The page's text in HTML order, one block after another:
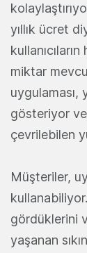
yıllık ücret
miktar
uygulaması,
gösteriyor ve
çevrilebilen
Müşteriler,
gördüklerini
yaşanan